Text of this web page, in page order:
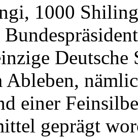
1000
Deutsche
Ableben,
einer
geprägt